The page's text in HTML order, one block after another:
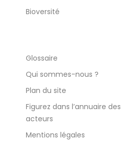
Bioversité
Glossaire
Qui sommes-nous ?
Plan du site
Figurez dans l’annuaire des
acteurs
Mentions légales